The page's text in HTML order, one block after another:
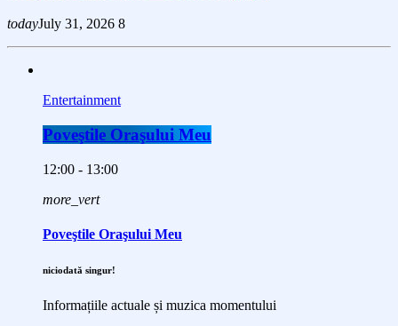
todayJuly 31, 2026 8
Entertainment
Poveştile Oraşului Meu
12:00 - 13:00
more_vert
Poveştile Oraşului Meu
niciodată singur!
Informațiile actuale și muzica momentului